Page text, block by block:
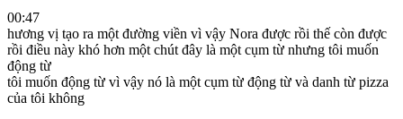
00:47
hương vị tạo ra một đường viền vì vậy Nora được rồi thế còn được
rồi điều này khó hơn một chút đây là một cụm từ nhưng tôi muốn
động từ
tôi muốn động từ vì vậy nó là một cụm từ động từ và danh từ pizza
của tôi không